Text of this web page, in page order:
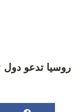
روسيا تدعو دول